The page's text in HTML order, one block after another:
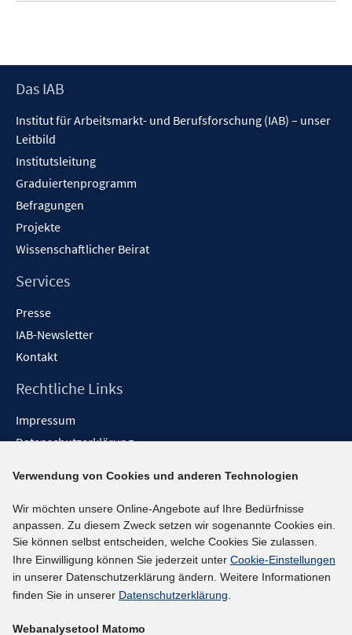
Footer
Das IAB
Institut für Arbeitsmarkt- und Berufsforschung (IAB) – unser
Leitbild
Institutsleitung
Graduiertenprogramm
Befragungen
Projekte
Wissenschaftlicher Beirat
Services
Presse
IAB-Newsletter
Kontakt
Rechtliche Links
Impressum
Datenschutzerklärung
Barrieren melden
Social-Media-Kanäle
BlueSky
YouTube
LinkedIn
Verwendung von Cookies und anderen Technologien
Wir möchten unsere Online-Angebote auf Ihre Bedürfnisse
anpassen. Zu diesem Zweck setzen wir sogenannte Cookies ein.
Sie können selbst entscheiden, welche Cookies Sie zulassen.
Ihre Einwilligung können Sie jederzeit unter Cookie-Einstellungen
in unserer Datenschutzerklärung ändern. Weitere Informationen
finden Sie in unserer Datenschutzerklärung.
Webanalysetool Matomo